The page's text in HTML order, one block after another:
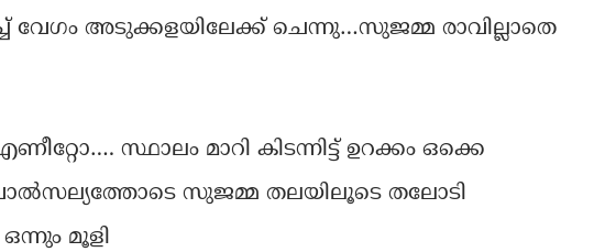
വേഗം അടുക്കളയിലേക്ക് ചെന്നു…സുജമ്മ രാവില്ലാതെ
സ്ഥാലം മാറി കിടന്നിട്ട് ഉറക്കം ഒക്കെ
സുജമ്മ തലയിലൂടെ തലോടി
മൂളി